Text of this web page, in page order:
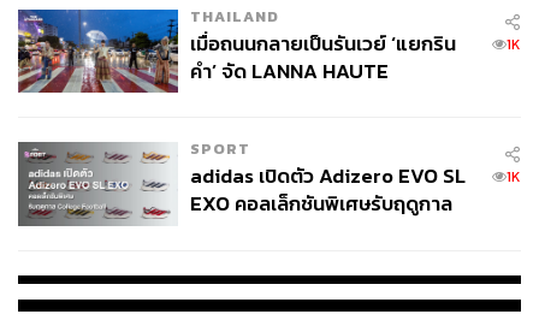
THAILAND
เมื่อถนนกลายเป็นรันเวย์ ‘แยกริน
คำ’ จัด LANNA HAUTE
1K
SPORT
adidas เปิดตัว Adizero EVO SL
EXO คอลเล็กชันพิเศษรับฤดูกาล
1K